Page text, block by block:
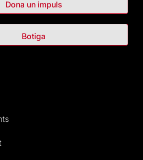
Dona un impuls
Botiga